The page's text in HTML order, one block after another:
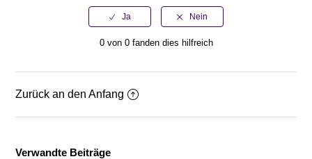
0 von 0 fanden dies hilfreich
Zurück an den Anfang
Verwandte Beiträge